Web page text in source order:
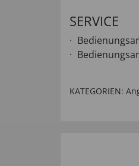
SERVICE
KATEGORIEN: